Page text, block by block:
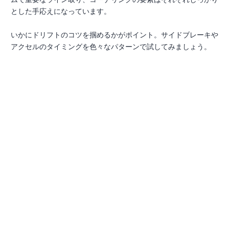
とした手応えになっています。
いかにドリフトのコツを掴めるかがポイント。サイドブレーキや
アクセルのタイミングを色々なパターンで試してみましょう。